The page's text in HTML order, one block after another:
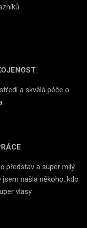
a skvělá péče o
představ a super milý
jsem našla někoho, kdo
vlasy.